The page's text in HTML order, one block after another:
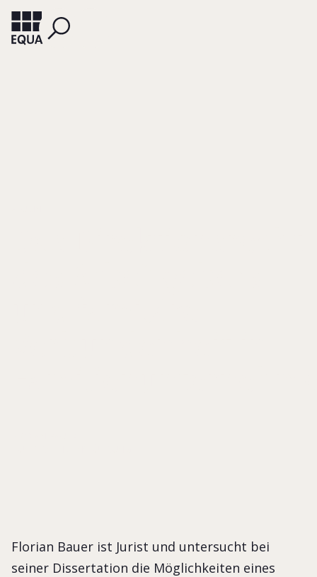
Florian Bauer ist Jurist und untersucht bei
seiner Dissertation die Möglichkeiten eines